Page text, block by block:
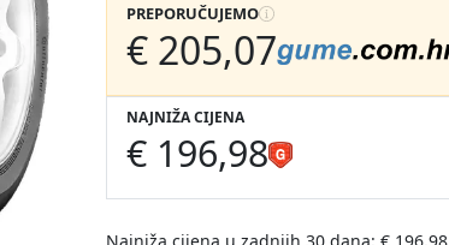
PREPORUČUJEMO
€ 205,07
NAJNIŽA CIJENA
€ 196,98